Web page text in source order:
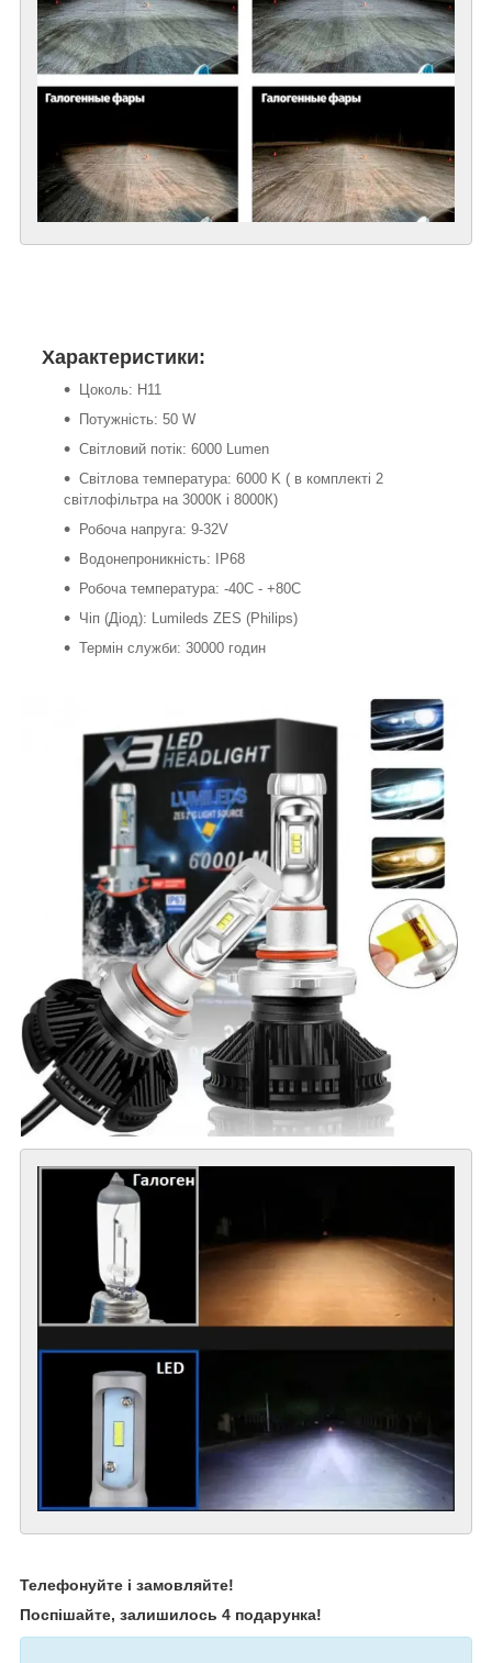
Характеристики:
Цоколь: Н11
Потужність: 50 W
Світловий потік: 6000 Lumen
Світлова температура: 6000 K ( в комплекті 2
світлофільтра на 3000К і 8000К)
Робоча напруга: 9-32V
Водонепроникність: IP68
Робоча температура: -40C - +80C
Чіп (Діод): Lumileds ZES (Philips)
Термін служби: 30000 годин
Телефонуйте і замовляйте!
Поспішайте, залишилось 4 подарунка!